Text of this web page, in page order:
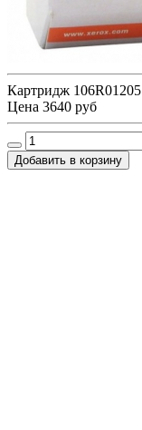
Картридж 106R01205
Цена 3640 руб